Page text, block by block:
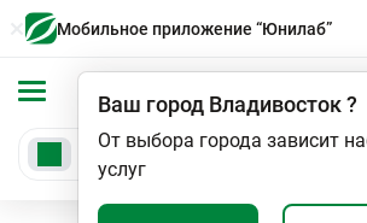
Мобильное приложение “Юнилаб”
Ваш город Владивосток?
От выбора города зависит
услуг